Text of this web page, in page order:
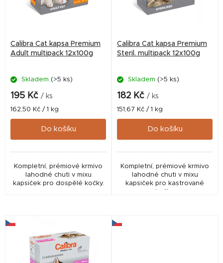
o
Calibra Cat kapsa Premium
Adult multipack 12x100g
Skladem (>5 ks)
195 Kč / ks
Měrná
cena:
162,50 Kč / 1 kg
Do košíku
Kompletní, prémiové krmivo
lahodné chuti v mixu
kapsiček pro dospělé kočky.
Calibra Cat kapsa Premium
Steril. multipack 12x100g
Skladem (>5 ks)
182 Kč / ks
Měrná
cena:
151,67 Kč / 1 kg
Do košíku
Kompletní, prémiové krmivo
lahodné chuti v mixu
kapsiček pro kastrované
kočky.